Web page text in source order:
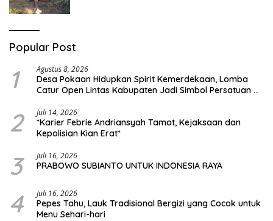
Popular Post
1 Agustus 8, 2026
Desa Pokaan Hidupkan Spirit Kemerdekaan, Lomba
Catur Open Lintas Kabupaten Jadi Simbol Persatuan di
2 Juli 14, 2026
*Karier Febrie Andriansyah Tamat, Kejaksaan dan
Kepolisian Kian Erat*
3 Juli 16, 2026
PRABOWO SUBIANTO UNTUK INDONESIA RAYA
4 Juli 16, 2026
Pepes Tahu, Lauk Tradisional Bergizi yang Cocok untuk
Menu Sehari-hari